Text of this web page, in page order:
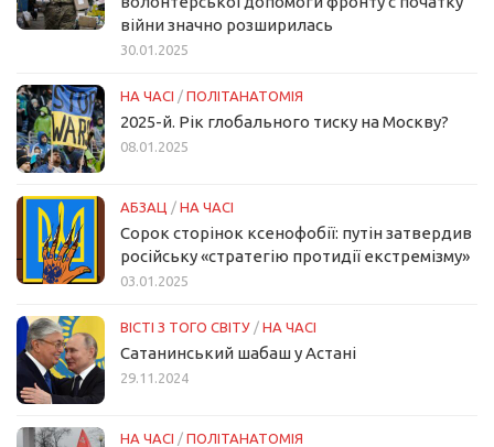
війни значно розширилась
30.01.2025
НА ЧАСІ / ПОЛІТАНАТОМІЯ
2025-й. Рік глобального тиску на Москву?
08.01.2025
АБЗАЦ / НА ЧАСІ
Сорок сторінок ксенофобії: путін затвердив
російську «стратегію протидії екстремізму»
03.01.2025
ВІСТІ З ТОГО СВІТУ / НА ЧАСІ
Сатанинський шабаш у Астані
29.11.2024
НА ЧАСІ / ПОЛІТАНАТОМІЯ